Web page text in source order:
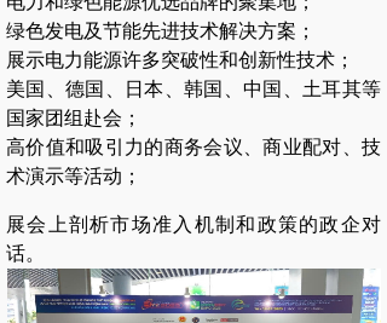
绿色发电及节能先进技术解决方案；
展示电力能源许多突破性和创新性技术；
美国、德国、日本、韩国、中国、土耳其等
国家团组赴会；
高价值和吸引力的商务会议、商业配对、技
术演示等活动；
展会上剖析市场准入机制和政策的政企对
话。